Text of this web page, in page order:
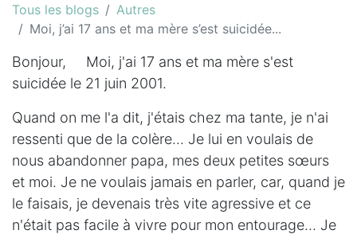
Tous les blogs
Autres
Moi, j’ai 17 ans et ma mère s’est suicidée...
Bonjour, Moi, j'ai 17 ans et ma mère s'est
suicidée le 21 juin 2001.
Quand on me l'a dit, j'étais chez ma tante, je n'ai
ressenti que de la colère... Je lui en voulais de
nous abandonner papa, mes deux petites sœurs
et moi. Je ne voulais jamais en parler, car, quand je
le faisais, je devenais très vite agressive et ce
n'était pas facile à vivre pour mon entourage... Je